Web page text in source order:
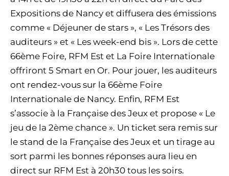
Expositions de Nancy et diffusera des émissions
comme « Déjeuner de stars », « Les Trésors des
auditeurs » et « Les week-end bis ». Lors de cette
66ème Foire, RFM Est et La Foire Internationale
offriront 5 Smart en Or. Pour jouer, les auditeurs
ont rendez-vous sur la 66ème Foire
Internationale de Nancy. Enfin, RFM Est
s’associe à la Française des Jeux et propose « Le
jeu de la 2ème chance ». Un ticket sera remis sur
le stand de la Française des Jeux et un tirage au
sort parmi les bonnes réponses aura lieu en
direct sur RFM Est à 20h30 tous les soirs.